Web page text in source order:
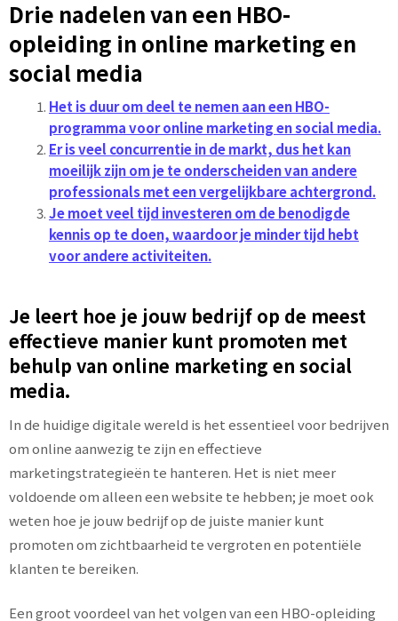
Drie nadelen van een HBO-
opleiding in online marketing en
social media
Het is duur om deel te nemen aan een HBO-
programma voor online marketing en social media.
Er is veel concurrentie in de markt, dus het kan
moeilijk zijn om je te onderscheiden van andere
professionals met een vergelijkbare achtergrond.
Je moet veel tijd investeren om de benodigde
kennis op te doen, waardoor je minder tijd hebt
voor andere activiteiten.
Je leert hoe je jouw bedrijf op de meest
effectieve manier kunt promoten met
behulp van online marketing en social
media.
In de huidige digitale wereld is het essentieel voor bedrijven
om online aanwezig te zijn en effectieve
marketingstrategieën te hanteren. Het is niet meer
voldoende om alleen een website te hebben; je moet ook
weten hoe je jouw bedrijf op de juiste manier kunt
promoten om zichtbaarheid te vergroten en potentiële
klanten te bereiken.
Een groot voordeel van het volgen van een HBO-opleiding